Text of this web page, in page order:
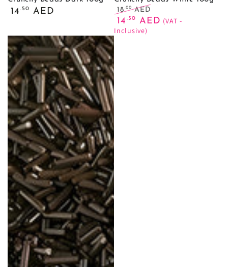
السعر
14 .50 AED
السعر
العادي
18.00AED
سعر
14 .50 AED (VAT -
Inclusive)